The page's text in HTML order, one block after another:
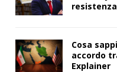
Cosa
accordo
Explainer